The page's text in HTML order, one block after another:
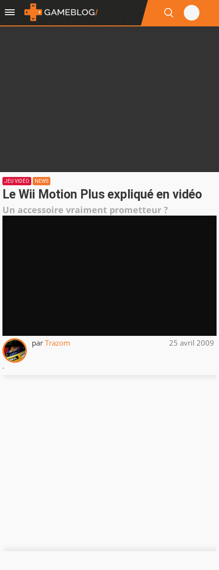
JEU VIDÉO NEWS
Le Wii Motion Plus expliqué en vidéo
Un accessoire vraiment prometteur ?
par Trazom 25 avril 2009
.